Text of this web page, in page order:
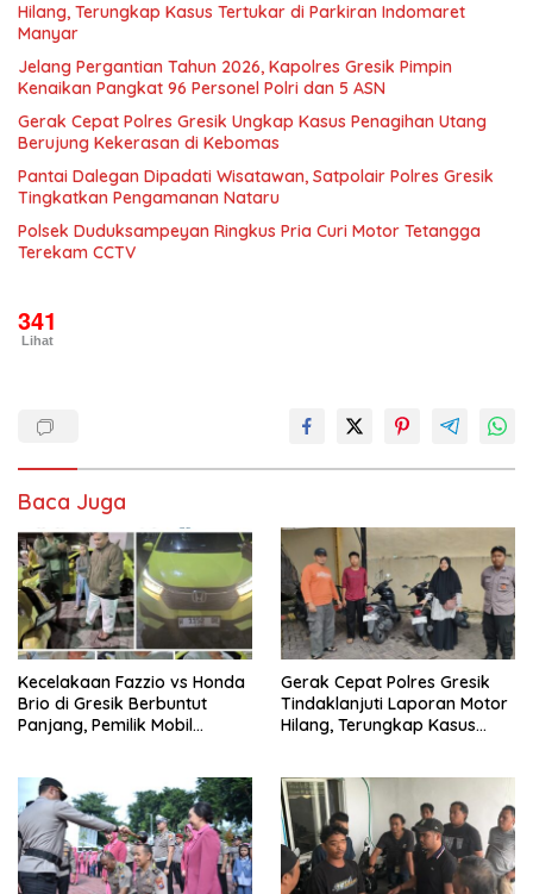
Hilang, Terungkap Kasus Tertukar di Parkiran Indomaret
Manyar
Jelang Pergantian Tahun 2026, Kapolres Gresik Pimpin
Kenaikan Pangkat 96 Personel Polri dan 5 ASN
Gerak Cepat Polres Gresik Ungkap Kasus Penagihan Utang
Berujung Kekerasan di Kebomas
Pantai Dalegan Dipadati Wisatawan, Satpolair Polres Gresik
Tingkatkan Pengamanan Nataru
Polsek Duduksampeyan Ringkus Pria Curi Motor Tetangga
Terekam CCTV
341
Lihat
Baca Juga
Kecelakaan Fazzio vs Honda
Brio di Gresik Berbuntut
Panjang, Pemilik Mobil
Gerak Cepat Polres Gresik
Tindaklanjuti Laporan Motor
Hilang, Terungkap Kasus